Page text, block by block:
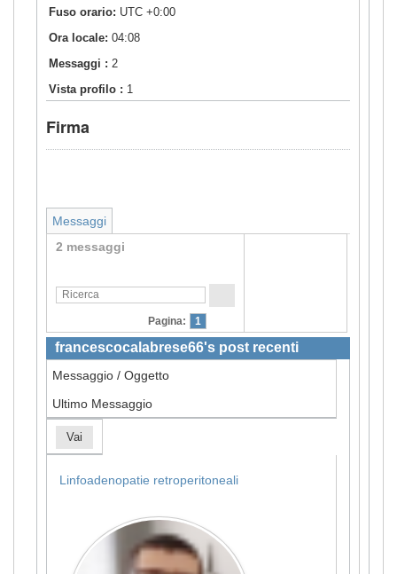
Fuso orario: UTC +0:00
Ora locale: 04:08
Messaggi : 2
Vista profilo : 1
Firma
Messaggi
2 messaggi
Pagina: 1
francescocalabrese66's post recenti
Messaggio / Oggetto
Ultimo Messaggio
Vai
Linfoadenopatie retroperitoneali